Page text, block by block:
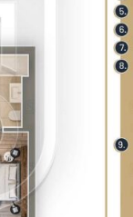
Vreau sa